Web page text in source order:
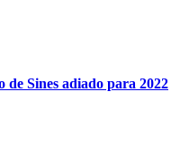
Sines adiado para 2022